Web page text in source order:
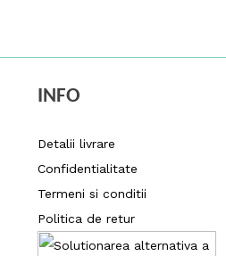
INFO
Detalii livrare
Confidentialitate
Termeni si conditii
Politica de retur